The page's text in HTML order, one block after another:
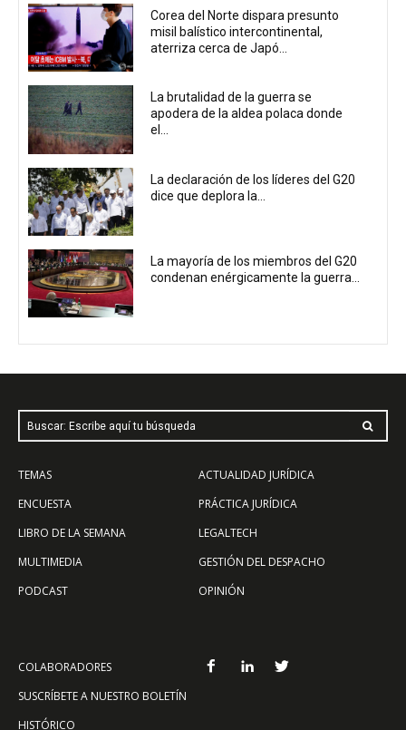
Corea del Norte dispara presunto
misil balístico intercontinental,
aterriza cerca de Japó...
La brutalidad de la guerra se
apodera de la aldea polaca donde
el...
La declaración de los líderes del G20
dice que deplora la...
La mayoría de los miembros del G20
condenan enérgicamente la guerra...
Buscar: Escribe aquí tu búsqueda
TEMAS
ENCUESTA
LIBRO DE LA SEMANA
MULTIMEDIA
PODCAST
ACTUALIDAD JURÍDICA
PRÁCTICA JURÍDICA
LEGALTECH
GESTIÓN DEL DESPACHO
OPINIÓN
COLABORADORES
SUSCRÍBETE A NUESTRO BOLETÍN
HISTÓRICO